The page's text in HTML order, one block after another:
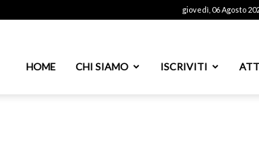
giovedì, 06 Agosto
HOME CHI SIAMO ISCRIVITI